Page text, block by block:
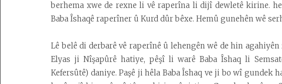
Kurdolojî
Erdnîgarî
berhema xwe de rexne li vê raperîna li dijî dewletê kirine.
Baba Îshaqê raperîner û Kurd dûr bêxe. Hemû gunehên wê
Lê belê di derbarê vê raperînê û lehengên wê de hin agahiyên
Elyas ji Nîşapûrê hatiye, pêşî li warê Baba Îshaq li
Kefersûtê) daniye. Paşê ji hêla Baba Îshaq ve ji bo wî gundek